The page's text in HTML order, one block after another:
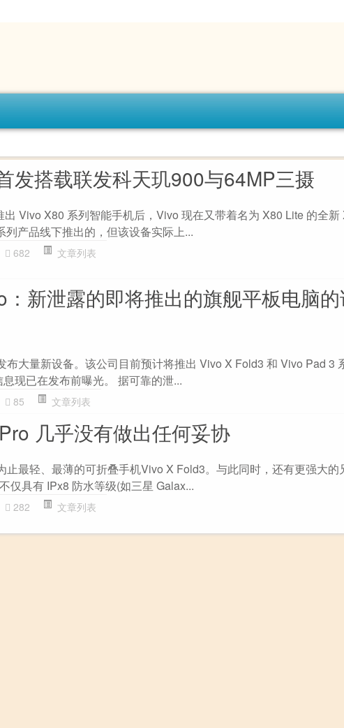
发搭载联发科天玑900与64MP三摄
Vivo X80 系列智能手机后，Vivo 现在又带着名为 X80 Lite 的全新
列产品线下推出的，但该设备实际上...
682 文章列表
新泄露的即将推出的旗舰平板电脑
大量新设备。该公司目前预计将推出 Vivo X Fold3 和 Vivo Pad 3
现已在发布前曝光。 据可靠的泄...
85 文章列表
几乎没有做出任何妥协
止最轻、最薄的可折叠手机Vivo X Fold3。与此同时，还有更强大的
仅具有 IPx8 防水等级(如三星 Galax...
282 文章列表